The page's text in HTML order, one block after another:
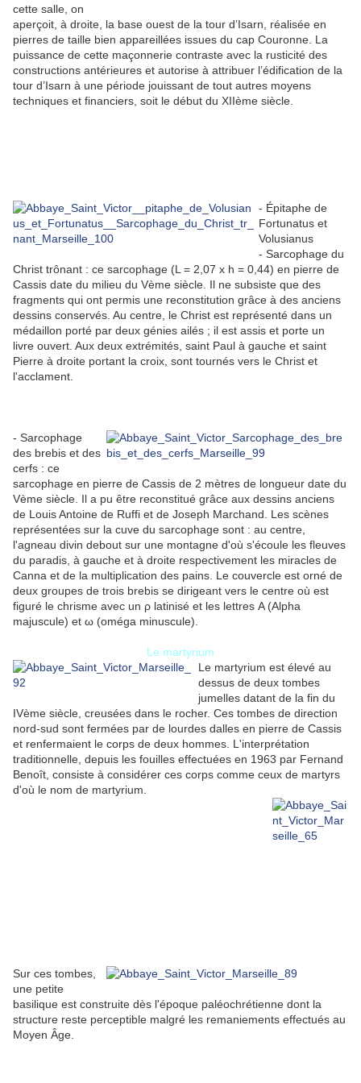
cette salle, on
aperçoit, à droite, la base ouest de la tour d’Isarn, réalisée en
pierres de taille bien appareillées issues du cap Couronne. La
puissance de cette maçonnerie contraste avec la rusticité des
constructions antérieures et autorise à attribuer l’édification de la
tour d’Isarn à une période jouissant de tout autres moyens
techniques et financiers, soit le début du XIIème siècle.
- Épitaphe de
Fortunatus et
Volusianus
- Sarcophage du
Christ trônant : ce sarcophage (L = 2,07 x h = 0,44) en pierre de
Cassis date du milieu du Vème siècle. Il ne subsiste que des
fragments qui ont permis une reconstitution grâce à des anciens
dessins conservés. Au centre, le Christ est représenté dans un
médaillon porté par deux génies ailés ; il est assis et porte un
livre ouvert. Aux deux extrémités, saint Paul à gauche et saint
Pierre à droite portant la croix, sont tournés vers le Christ et
l'acclament.
- Sarcophage
des brebis et des
cerfs : ce
sarcophage en pierre de Cassis de 2 mètres de longueur date du
Vème siècle. Il a pu être reconstitué grâce aux dessins anciens
de Louis Antoine de Ruffi et de Joseph Marchand. Les scènes
représentées sur la cuve du sarcophage sont : au centre,
l'agneau divin debout sur une montagne d'où s'écoule les fleuves
du paradis, à gauche et à droite respectivement les miracles de
Canna et de la multiplication des pains. Le couvercle est orné de
deux groupes de trois brebis se dirigeant vers le centre où est
figuré le chrisme avec un ρ latinisé et les lettres Α (Alpha
majuscule) et ω (oméga minuscule).
Le martyrium
Le martyrium est élevé au
dessus de deux tombes
jumelles datant de la fin du
IVème siècle, creusées dans le rocher. Ces tombes de direction
nord-sud sont fermées par de lourdes dalles en pierre de Cassis
et renfermaient le corps de deux hommes. L'interprétation
traditionnelle, depuis les fouilles effectuées en 1963 par Fernand
Benoît, consiste à considérer ces corps comme ceux de martyrs
d'où le nom de martyrium.
Sur ces tombes,
une petite
basilique est construite dès l'époque paléochrétienne dont la
structure reste perceptible malgré les remaniements effectués au
Moyen Âge.